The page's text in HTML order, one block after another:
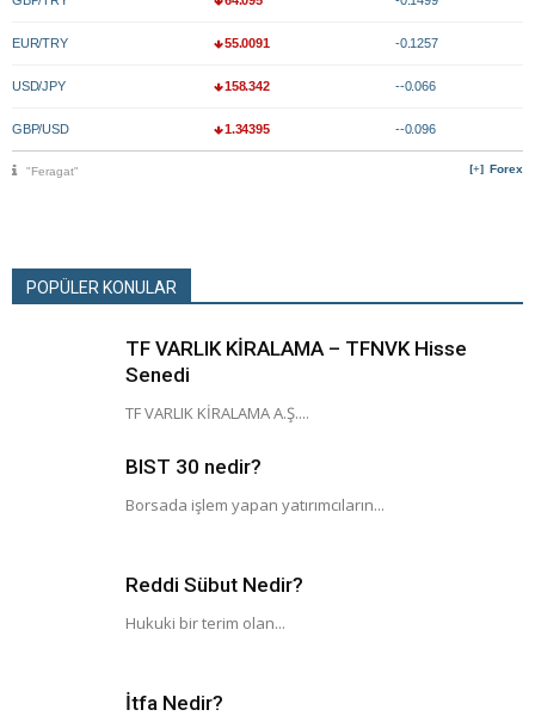
EUR/TRY 55.0091 -0.1257
USD/JPY 158.342 --0.066
GBP/USD 1.34395 --0.096
Forex
"Feragat"
POPÜLER KONULAR
TF VARLIK KİRALAMA – TFNVK Hisse
Senedi
TF VARLIK KİRALAMA A.Ş....
BIST 30 nedir?
Borsada işlem yapan yatırımcıların...
Reddi Sübut Nedir?
Hukuki bir terim olan...
İtfa Nedir?